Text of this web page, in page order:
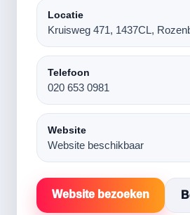
Locatie
Kruisweg 471, 1437CL,
Telefoon
020 653 0981
Website
Website beschikbaar
Website bezoeken